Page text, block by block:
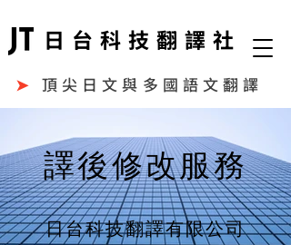
➤ 頂尖日文與多國語文翻譯
日台科技翻譯社
譯後修改服務
​日台科技翻譯有限公司